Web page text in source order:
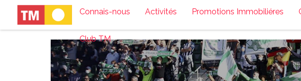
Connais-nous Activités Promotions Immobiliéres
Club TM